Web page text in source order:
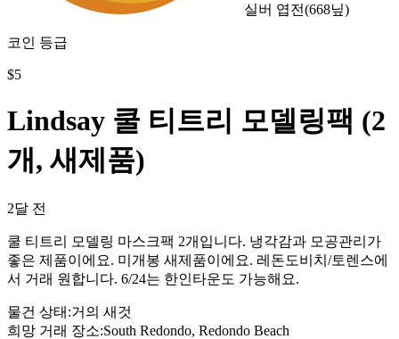
실버 엽전(668닢)
코인 등급
$5
Lindsay 쿨 티트리 모델링팩 (2
개, 새제품)
2달 전
쿨 티트리 모델링 마스크팩 2개입니다. 냉각감과 모공관리가
좋은 제품이에요. 미개봉 새제품이에요. 레돈도비치/토렌스에
서 거래 원합니다. 6/24는 한인타운도 가능해요.
물건 상태 :거의 새것
희망 거래 장소:South Redondo, Redondo Beach